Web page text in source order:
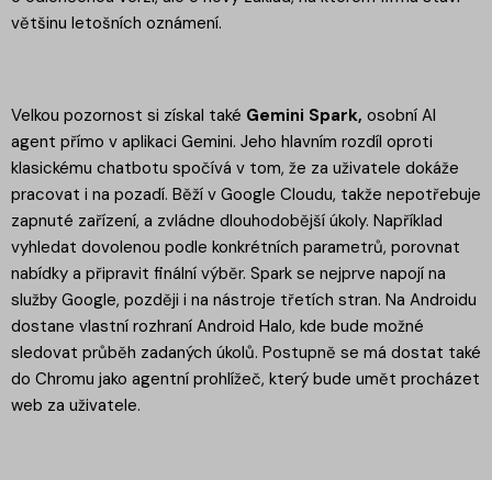
většinu letošních oznámení.
Velkou pozornost si získal také Gemini Spark, osobní AI
agent přímo v aplikaci Gemini. Jeho hlavním rozdíl oproti
klasickému chatbotu spočívá v tom, že za uživatele dokáže
pracovat i na pozadí. Běží v Google Cloudu, takže nepotřebuje
zapnuté zařízení, a zvládne dlouhodobější úkoly. Například
vyhledat dovolenou podle konkrétních parametrů, porovnat
nabídky a připravit finální výběr. Spark se nejprve napojí na
služby Google, později i na nástroje třetích stran. Na Androidu
dostane vlastní rozhraní Android Halo, kde bude možné
sledovat průběh zadaných úkolů. Postupně se má dostat také
do Chromu jako agentní prohlížeč, který bude umět procházet
web za uživatele.